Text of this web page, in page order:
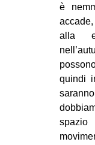
è
alla
quindi